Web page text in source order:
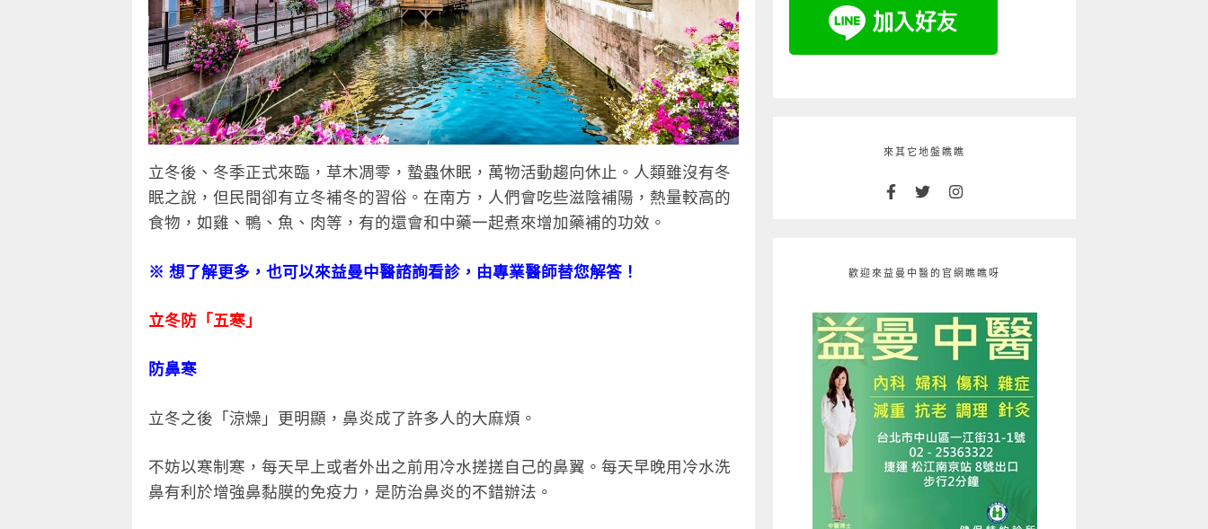
立冬後、冬季正式來臨，草木凋零，蟄蟲休眠，萬物活動趨向休止。人類雖沒有冬
眠之說，但民間卻有立冬補冬的習俗。在南方，人們會吃些滋陰補陽，熱量較高的
食物，如雞、鴨、魚、肉等，有的還會和中藥一起煮來增加藥補的功效。
※ 想了解更多，也可以來益曼中醫諮詢看診，由專業醫師替您解答！
立冬防「五寒」
防鼻寒
立冬之後「涼燥」更明顯，鼻炎成了許多人的大麻煩。
不妨以寒制寒，每天早上或者外出之前用冷水搓搓自己的鼻翼。每天早晚用冷水洗
鼻有利於增強鼻黏膜的免疫力，是防治鼻炎的不錯辦法。
來其它地盤瞧瞧
歡迎來益曼中醫的官網瞧瞧呀